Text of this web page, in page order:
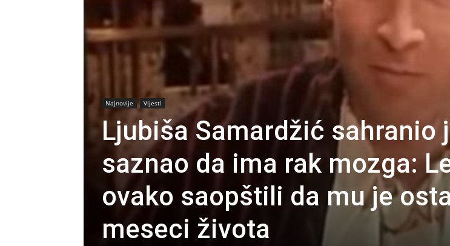
Najnovije Vijesti
Ljubiša Samardžić sahranio
saznao da ima rak mozga:
ovako saopštili da mu je
meseci života